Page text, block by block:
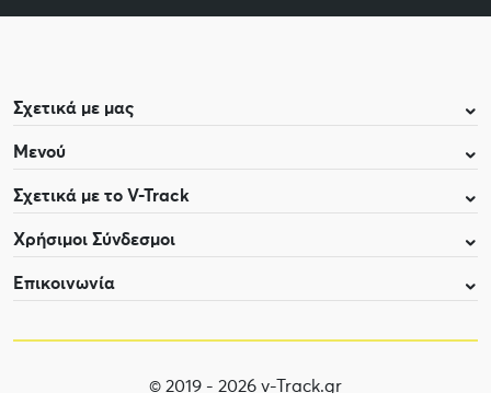
Σχετικά με μας
Μενού
Σχετικά με το V-Track
Χρήσιμοι Σύνδεσμοι
Επικοινωνία
© 2019 - 2026 v-Track.gr